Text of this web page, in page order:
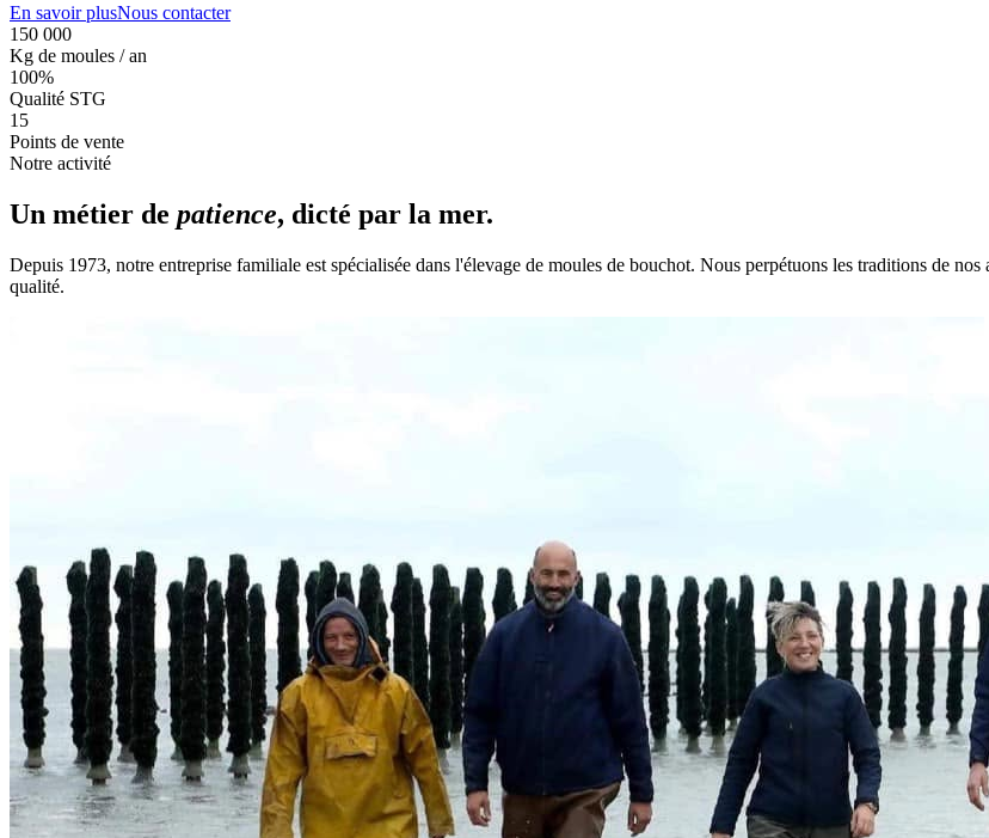
En savoir plusNous contacter
150 000
Kg de moules / an
100%
Qualité STG
15
Points de vente
Notre activité
Un métier de patience, dicté par la mer.
Depuis 1973, notre entreprise familiale est spécialisée dans l'élevage de moules de bouchot. Nous perpétuons les traditions de
qualité.